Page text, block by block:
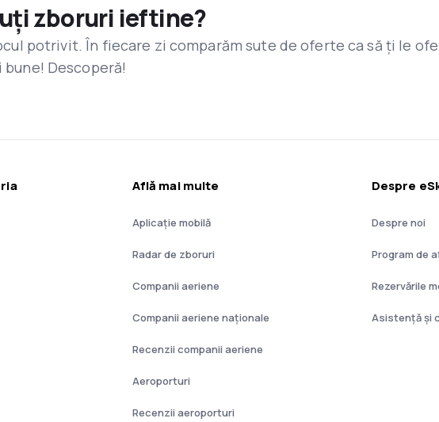
zboruri ieftine?
potrivit. În fiecare zi comparăm sute de oferte ca să ți le
bune! Descoperă!
Află mai multe
Aplicație mobilă
Radar de zboruri
Companii aeriene
Companii aeriene naţionale
Recenzii companii aeriene
Aeroporturi
Recenzii aeroporturi
Despre
Despre noi
Program de
Rezervările
Asistenţă şi